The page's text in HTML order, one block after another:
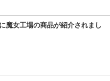
魔女工場の商品が紹介されまし